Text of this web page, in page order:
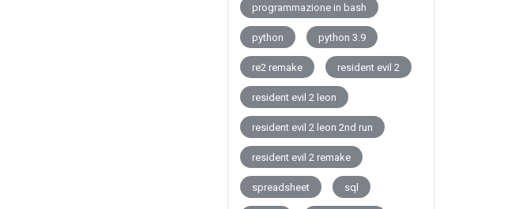
programmazione in bash
python python 3.9
re2 remake resident evil 2
resident evil 2 leon
resident evil 2 leon 2nd run
resident evil 2 remake
spreadsheet sql